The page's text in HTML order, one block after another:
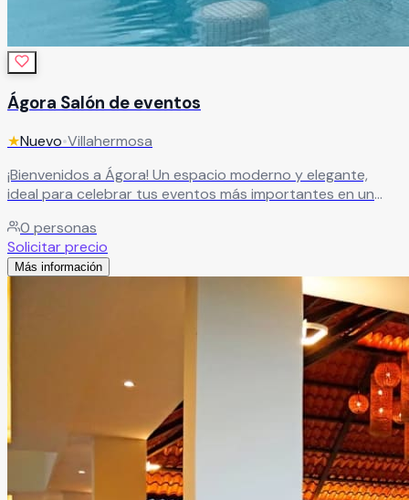
Ágora Salón de eventos
★Nuevo•Villahermosa
¡Bienvenidos a Ágora! Un espacio moderno y elegante,
ideal para celebrar tus eventos más importantes en un
0 personas
Solicitar precio
Más información